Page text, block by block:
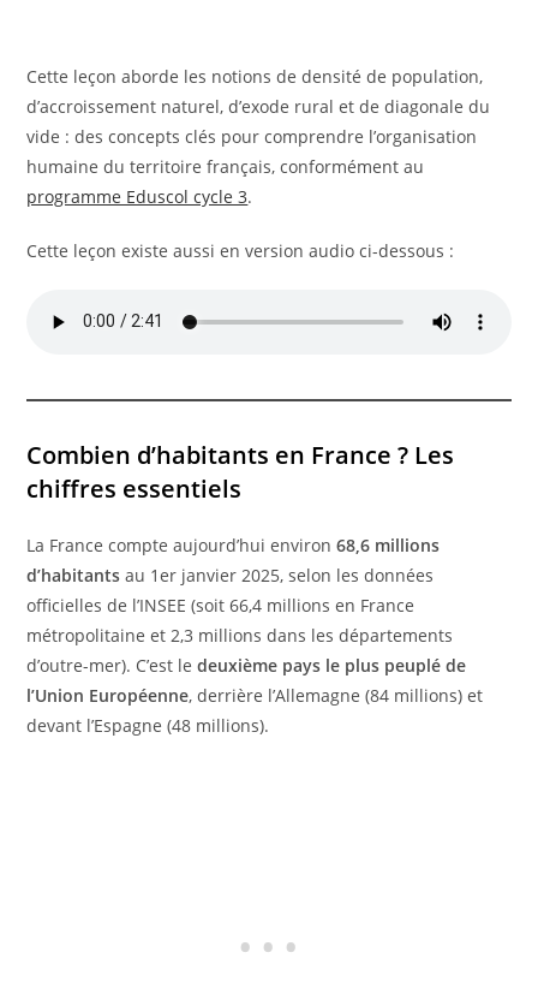
Cette leçon aborde les notions de densité de population,
d’accroissement naturel, d’exode rural et de diagonale du
vide : des concepts clés pour comprendre l’organisation
humaine du territoire français, conformément au
programme Eduscol cycle 3.
Cette leçon existe aussi en version audio ci-dessous :
Combien d’habitants en France ? Les
chiffres essentiels
La France compte aujourd’hui environ68,6 millions
d’habitants au 1er janvier 2025, selon les données
officielles de l’INSEE (soit 66,4 millions en France
métropolitaine et 2,3 millions dans les départements
d’outre-mer). C’est ledeuxième pays le plus peuplé de
l’Union Européenne, derrière l’Allemagne (84 millions) et
devant l’Espagne (48 millions).